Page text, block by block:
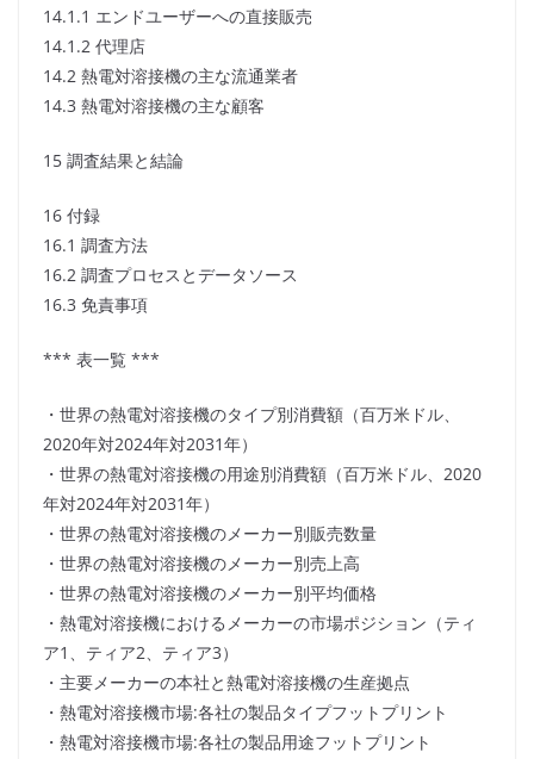
14.1.1 エンドユーザーへの直接販売
14.1.2 代理店
14.2 熱電対溶接機の主な流通業者
14.3 熱電対溶接機の主な顧客
15 調査結果と結論
16 付録
16.1 調査方法
16.2 調査プロセスとデータソース
16.3 免責事項
*** 表一覧 ***
・世界の熱電対溶接機のタイプ別消費額（百万米ドル、
2020年対2024年対2031年）
・世界の熱電対溶接機の用途別消費額（百万米ドル、2020
年対2024年対2031年）
・世界の熱電対溶接機のメーカー別販売数量
・世界の熱電対溶接機のメーカー別売上高
・世界の熱電対溶接機のメーカー別平均価格
・熱電対溶接機におけるメーカーの市場ポジション（ティ
ア1、ティア2、ティア3）
・主要メーカーの本社と熱電対溶接機の生産拠点
・熱電対溶接機市場:各社の製品タイプフットプリント
・熱電対溶接機市場:各社の製品用途フットプリント